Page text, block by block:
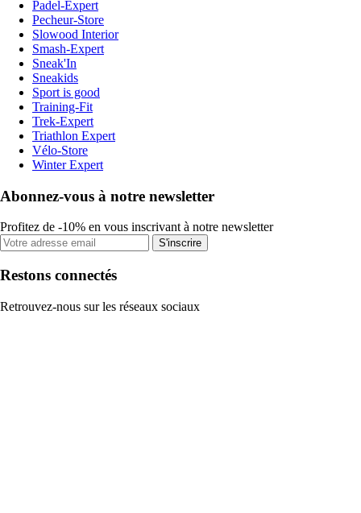
Padel-Expert
Pecheur-Store
Slowood Interior
Smash-Expert
Sneak'In
Sneakids
Sport is good
Training-Fit
Trek-Expert
Triathlon Expert
Vélo-Store
Winter Expert
Abonnez-vous à notre newsletter
Profitez de -10% en vous inscrivant à notre newsletter
S'inscrire
Restons connectés
Retrouvez-nous sur les réseaux sociaux